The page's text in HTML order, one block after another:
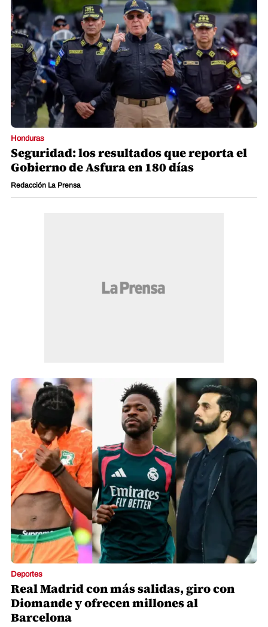
Honduras
Seguridad: los resultados que reporta el
Gobierno de Asfura en 180 días
Redacción La Prensa
Deportes
Real Madrid con más salidas, giro con
Diomande y ofrecen millones al
Barcelona